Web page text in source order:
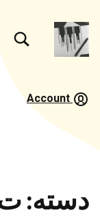
لغت
گویش
مئیوند
تغییر
Account
دسته: